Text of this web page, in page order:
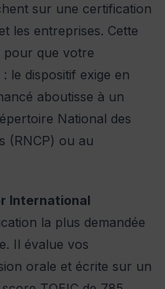
sur une certification
les entreprises. Cette
pour que votre
le dispositif exige en
aboutisse à un
National des
(RNCP) ou au
International
la plus demandée
Il évalue vos
orale et écrite sur un